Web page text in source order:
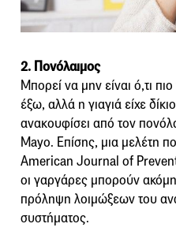
2. Πονόλαιμος
Μπορεί να μην είναι ό,τι
έξω, αλλά η γιαγιά είχε
ανακουφίσει από τον
Mayo. Επίσης, μια μελέτη
American Journal of
οι γαργάρες μπορούν
πρόληψη λοιμώξεων του
συστήματος.